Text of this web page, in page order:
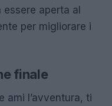
essere aperta al
per migliorare i
finale
ami l’avventura, ti